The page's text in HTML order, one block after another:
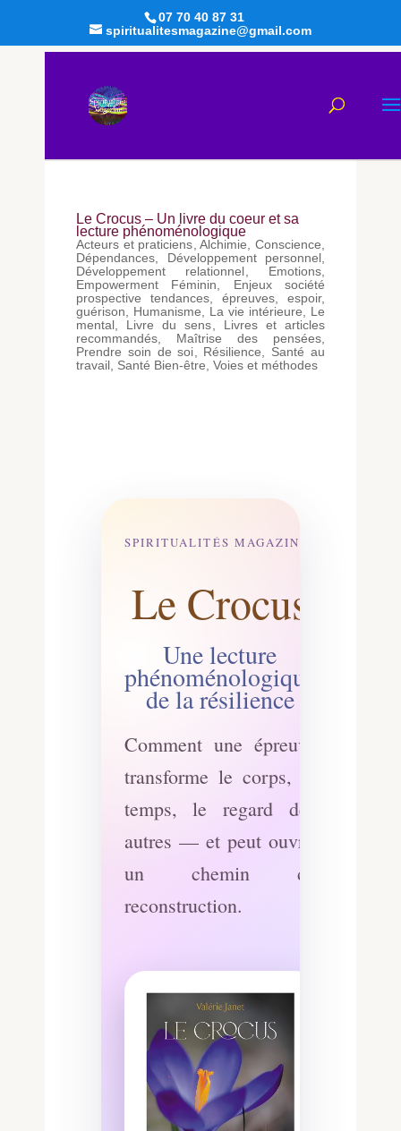
07 70 40 87 31
spiritualitesmagazine@gmail.com
Le Crocus – Un livre du coeur et sa
lecture phénoménologique
Acteurs et praticiens ,Alchimie ,Conscience
Dépendances, Développement personnel
Développement relationnel
Emotions
Empowerment Féminin
Enjeux société
prospective tendances,épreuves ,espoir,
guérison
Humanisme La vie intérieure
Le
mental, Livre du sens
Livres et articles
recommandés, Maîtrise des pensées
Prendre soin de soi
Résilience
Santé au
travail, Santé Bien-être Voies et méthodes
SPIRITUALITÉS MAGAZINE
Le Crocus
Une lecture
phénoménologique
de la résilience
Comment une épreuve
transforme le corps, le
temps, le regard des
autres — et peut ouvrir
un chemin de
reconstruction.